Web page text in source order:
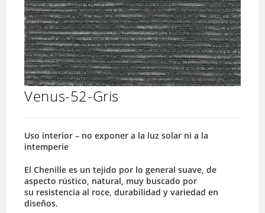
Venus-52-Gris
Uso interior – no exponer a la luz solar ni a la
intemperie
El Chenille es un tejido por lo general suave, de
aspecto rústico, natural, muy buscado por
su resistencia al roce, durabilidad y variedad en
diseños.